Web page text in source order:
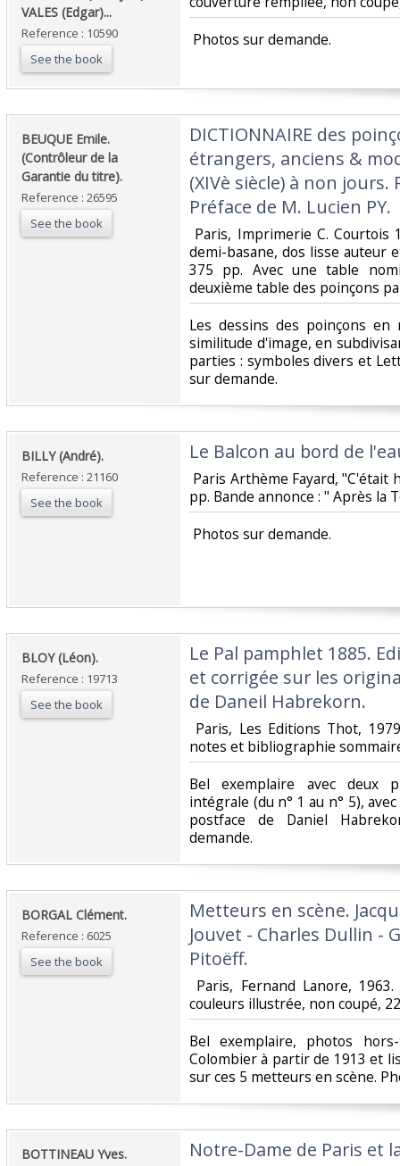
VALES (Edgar)...‎
Reference : 10590
See the book
‎ Photos sur demande.‎
‎BEUQUE Emile.
(Contrôleur de la
Garantie du titre).‎
Reference : 26595
See the book
‎DICTIONNAIRE des
étrangers, anciens &
(XIVè siècle) à non
Préface de M. Lucien PY.‎
Paris, Imprimerie C.
demi-basane, dos lisse auteur
375 pp. Avec une table
deuxième table des poinçons
‎Les dessins des poinçons
similitude d'image, en
parties : symboles divers et
sur demande.‎
‎BILLY (André).‎
Reference : 21160
See the book
‎Le Balcon au bord de
Paris Arthème Fayard,
pp. Bande annonce : " Après la
‎ Photos sur demande.‎
‎BLOY (Léon).‎
Reference : 19713
See the book
‎Le Pal pamphlet 1885.
et corrigée sur les
de Daneil Habrekorn.‎
Paris, Les Editions Thot,
notes et bibliographie
‎Bel exemplaire avec deux
intégrale (du n° 1 au n° 5),
postface de Daniel
demande.‎
‎BORGAL Clément.‎
Reference : 6025
See the book
‎Metteurs en scène.
Jouvet - Charles Dullin -
Pitoëff.‎
Paris, Fernand Lanore,
couleurs illustrée, non coupé,
‎Bel exemplaire, photos
Colombier à partir de 1913 et
sur ces 5 metteurs en scène.
‎BOTTINEAU Yves.‎ ‎Notre-Dame de Paris et